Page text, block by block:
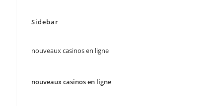
Sidebar
nouveaux casinos en ligne
nouveaux casinos en ligne